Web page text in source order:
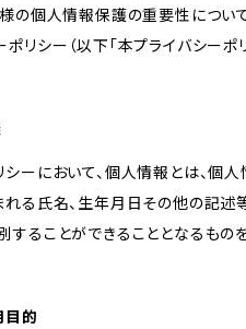
の個人情報保護の重要性につい
リシー（以下「本プライバシーポ
シーにおいて、個人情報とは、個
れる氏名、生年月日その他の記述
することができることとなるもの
目的